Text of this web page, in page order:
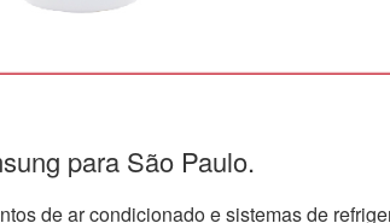
para São Paulo.
de ar condicionado e sistemas de